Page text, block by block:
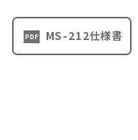
MS-212仕様書